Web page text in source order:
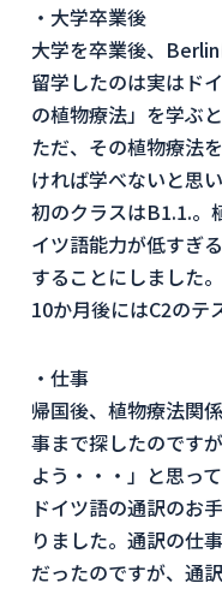
・大学卒業後
大学を卒業後、
留学したのは実はド
の植物療法」を学ぶ
ただ、その植物療法
ければ学べないと思
初のクラスはB1.1.。
イツ語能力が低すぎ
することにしました
10か月後にはC2のテ
・仕事
帰国後、植物療法関
事まで探したのです
よう・・・」と思っ
ドイツ語の通訳のお
りました。通訳の仕
だったのですが、通